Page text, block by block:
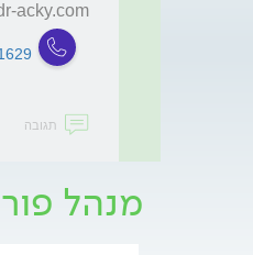
acky.com
תגובה
מנהל